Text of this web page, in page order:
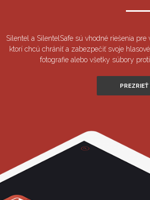
Silentel a SilentelSafe sú vhodné riešenia
ktorí chcú chrániť a zabezpečiť svoje
fotografie alebo všetky súbory